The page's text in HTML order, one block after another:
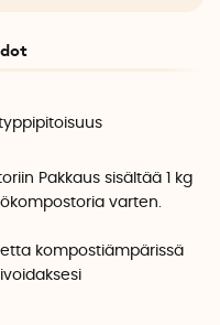
Pakkaus sisältää 1 kg
varten.
kompostiämpärissä